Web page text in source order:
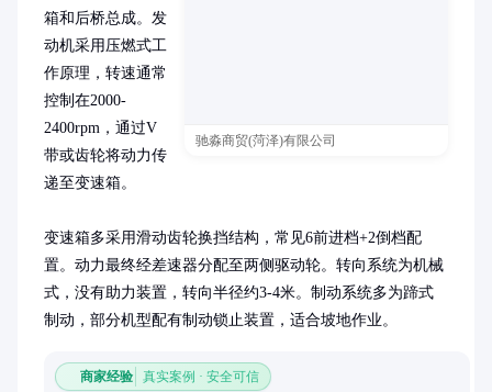
驰淼商贸(菏泽)有限公司
箱和后桥总成。发
动机采用压燃式工
作原理，转速通常
控制在2000-
2400rpm，通过V
带或齿轮将动力传
递至变速箱。
变速箱多采用滑动齿轮换挡结构，常见6前进档+2倒档配
置。动力最终经差速器分配至两侧驱动轮。转向系统为机械
式，没有助力装置，转向半径约3-4米。制动系统多为蹄式
制动，部分机型配有制动锁止装置，适合坡地作业。
商家经验 真实案例 · 安全可信